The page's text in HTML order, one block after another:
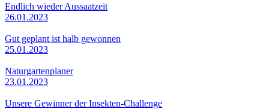
Endlich wieder Aussaatzeit
26.01.2023
Gut geplant ist halb gewonnen
25.01.2023
Naturgartenplaner
23.01.2023
Unsere Gewinner der Insekten-Challenge